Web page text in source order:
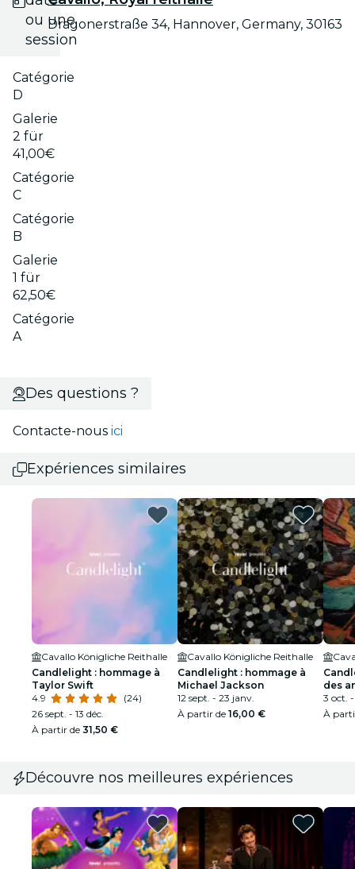
ou une
session
Catégorie
D
Galerie
2 für
41,00€
Catégorie
C
Catégorie
B
Galerie
1 für
62,50€
Catégorie
A
Dragonerstraße 34, Hannover, Germany, 30163
Des questions ?
Contacte-nous ici
Expériences similaires
Cavallo Königliche Reithalle
Candlelight : hommage à
Taylor Swift
4.9
(24)
26 sept. - 13 déc.
À partir de 31,50 €
Cavallo Königliche Reithalle
Candlelight : hommage à
Michael Jackson
12 sept. - 23 janv.
À partir de 16,00 €
des
3 oct.
À
Découvre nos meilleures expériences